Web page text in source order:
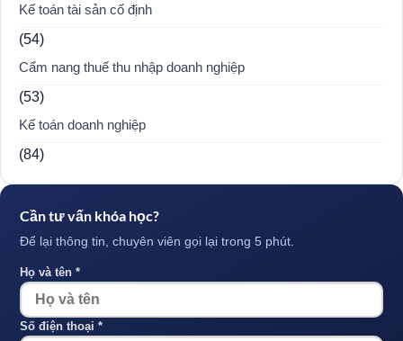
Kế toán tài sản cố định
(54)
Cẩm nang thuế thu nhập doanh nghiệp
(53)
Kế toán doanh nghiệp
(84)
Cần tư vấn khóa học?
Để lại thông tin, chuyên viên gọi lại trong 5 phút.
Họ và tên *
Số điện thoại *